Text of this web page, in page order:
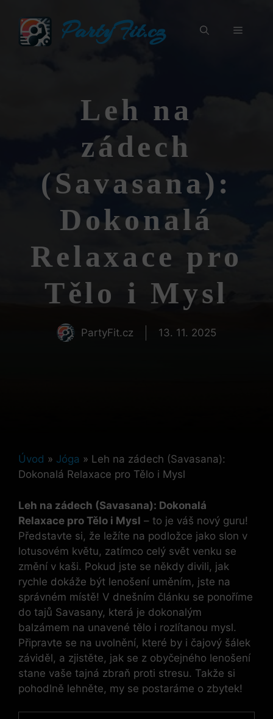
obsah
PartyFit.cz Menu
Leh na
zádech
(Savasana):
Dokonalá
Relaxace pro
Tělo i Mysl
PartyFit.cz 13. 11. 2025
Úvod » Jóga » Leh na zádech (Savasana):
Dokonalá Relaxace pro Tělo i Mysl
Leh na zádech (Savasana): Dokonalá
Relaxace pro Tělo i Mysl – to je váš nový guru!
Představte si, že ležíte na podložce jako slon v
lotusovém květu, zatímco celý svět venku se
změní v kaši. Pokud jste se někdy divili, jak
rychle dokáže být lenošení uměním, jste na
správném místě! V dnešním článku se ponoříme
do tajů Savasany, která je dokonalým
balzámem na unavené tělo i rozlítanou mysl.
Připravte se na uvolnění, které by i čajový šálek
záviděl, a zjistěte, jak se z obyčejného lenošení
stane vaše tajná zbraň proti stresu. Takže si
pohodlně lehněte, my se postaráme o zbytek!